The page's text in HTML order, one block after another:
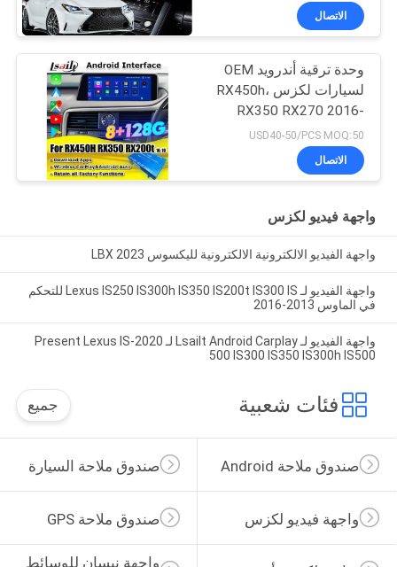
الاتصال
وحدة ترقية أندرويد OEM
لسيارات لكزس RX450h،
RX350 RX270 2016-
2021، دمج كاربلاي
لاسلكي، أندرويد أوتو،
يوتيوب، نتفليكس
USD40-50/PCS MOQ:50
الاتصال
واجهة فيديو لكزس
واجهة الفيديو الالكترونية الالكترونية لليكسوس LBX 2023
واجهة الفيديو لـ Lexus IS250 IS300h IS350 IS200t IS300 IS للتحكم
في الماوس 2013-2016
واجهة الفيديو لـ Lsailt Android Carplay لـ 2020-Present Lexus IS
500 IS300 IS350 IS300h IS500
فئات شعبية جميع
صندوق ملاحة السيارة صندوق ملاحة Android
صندوق ملاحة GPS واجهة فيديو لكزس
واجهة نيسان للوسائط